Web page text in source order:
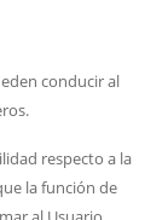
conducir al
respecto a la
la función de